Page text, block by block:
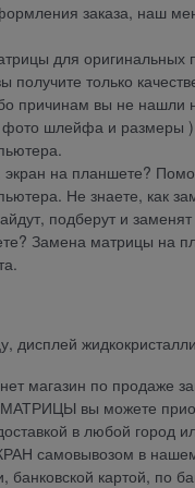
заказа, наш
для оригинальных
получите только
причинам вы не нашли
шлейфа и размеры )
экран на планшете?
Не знаете, как
подберут и
Замена матрицы на
дисплей
магазин по продаже
МАТРИЦЫ вы можете
в любой город
самовывозом в нашем
банковской картой, по